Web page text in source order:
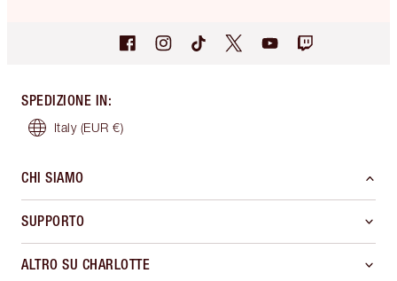
SPEDIZIONE IN :
Italy (EUR €)
CHI SIAMO
SUPPORTO
ALTRO SU CHARLOTTE